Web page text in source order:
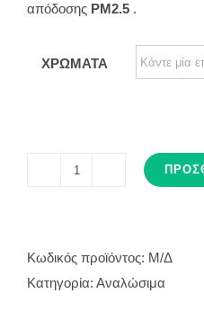
απόδοσης PM2.5 .
ΧΡΩΜΑΤΑ
ποσότητα
Κωδικός προϊόντος: Μ/Δ
Κατηγορία: Αναλώσιμα